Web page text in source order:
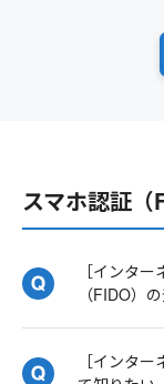
スマホ認証
［インタ
（FIDO）
［インタ